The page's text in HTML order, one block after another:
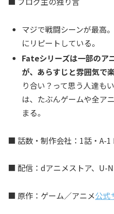
マジで戦闘シーンが最高
にリピートしている。
Fateシリーズは一部のア
が、あらすじと雰囲気で
り合い？って思う人達も
は、たぶんゲームや全ア
まる。
■ 話数・制作会社：1話・A-
■ 配信：dアニメストア、U-
■ 原作：ゲーム／アニメ公式